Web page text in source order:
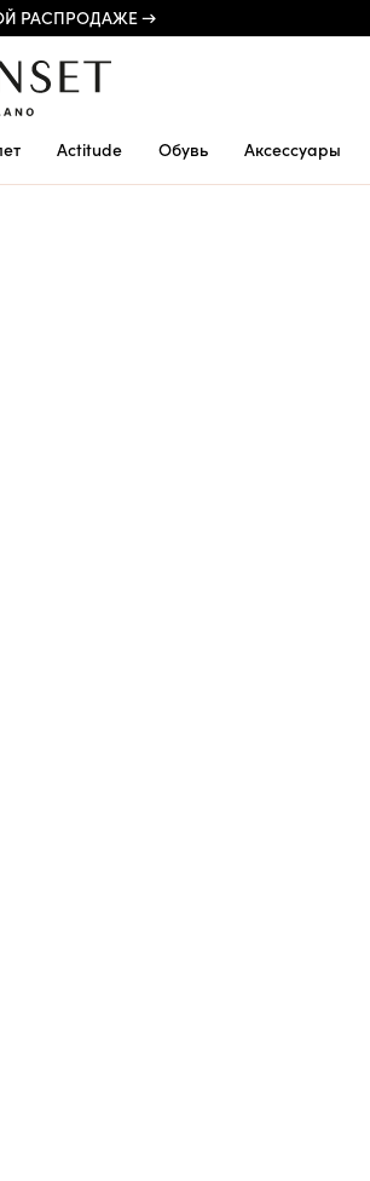
РАСПРОДАЖЕ →
Actitude Обувь Аксессуары